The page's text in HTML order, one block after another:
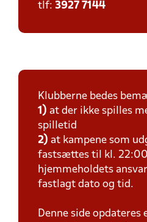
tlf: 3927 7144
Klubberne bedes
1) at der ikke spilles
spilletid
2) at kampene som
fastsættes til kl.
hjemmeholdets
fastlagt dato og tid.
Denne side opdateres